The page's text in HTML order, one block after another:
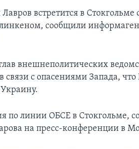
встретится в Стокгольме
сообщили
внешнеполитических
с опасениями Запада, что
по линии ОБСЕ в Стокгольме,
на пресс-конференции в